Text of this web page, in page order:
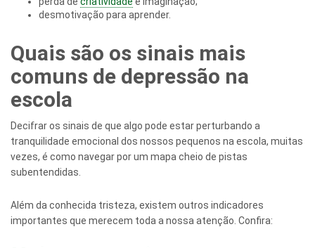
desmotivação para aprender.
Quais são os sinais mais
comuns de depressão na
escola
Decifrar os sinais de que algo pode estar perturbando a
tranquilidade emocional dos nossos pequenos na escola, muitas
vezes, é como navegar por um mapa cheio de pistas
subentendidas.
Além da conhecida tristeza, existem outros indicadores
importantes que merecem toda a nossa atenção. Confira: